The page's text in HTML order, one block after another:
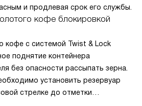
и продлевая срок его службы.
кофе блокировкой
кофе с системой Twist & Lock
поднятие контейнера
без опасности рассыпать зерна.
установить резервуар
стрелке до отметки